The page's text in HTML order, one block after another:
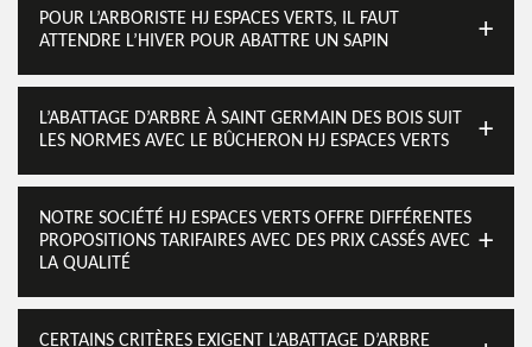
POUR L’ARBORISTE HJ ESPACES VERTS, IL FAUT
ATTENDRE L’HIVER POUR ABATTRE UN SAPIN
L’ABATTAGE D’ARBRE À SAINT GERMAIN DES BOIS SUIT
LES NORMES AVEC LE BÛCHERON HJ ESPACES VERTS
NOTRE SOCIÉTÉ HJ ESPACES VERTS OFFRE DIFFÉRENTES
PROPOSITIONS TARIFAIRES AVEC DES PRIX CASSÉS AVEC
LA QUALITÉ
CERTAINS CRITÈRES EXIGENT L’ABATTAGE D’ARBRE